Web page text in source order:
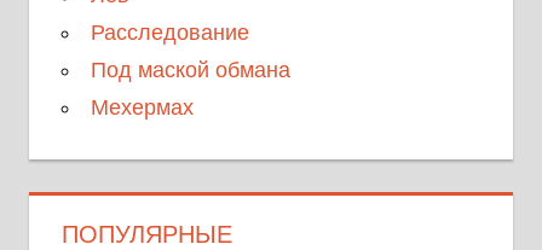
Расследование
Под маской обмана
Мехермах
ПОПУЛЯРНЫЕ